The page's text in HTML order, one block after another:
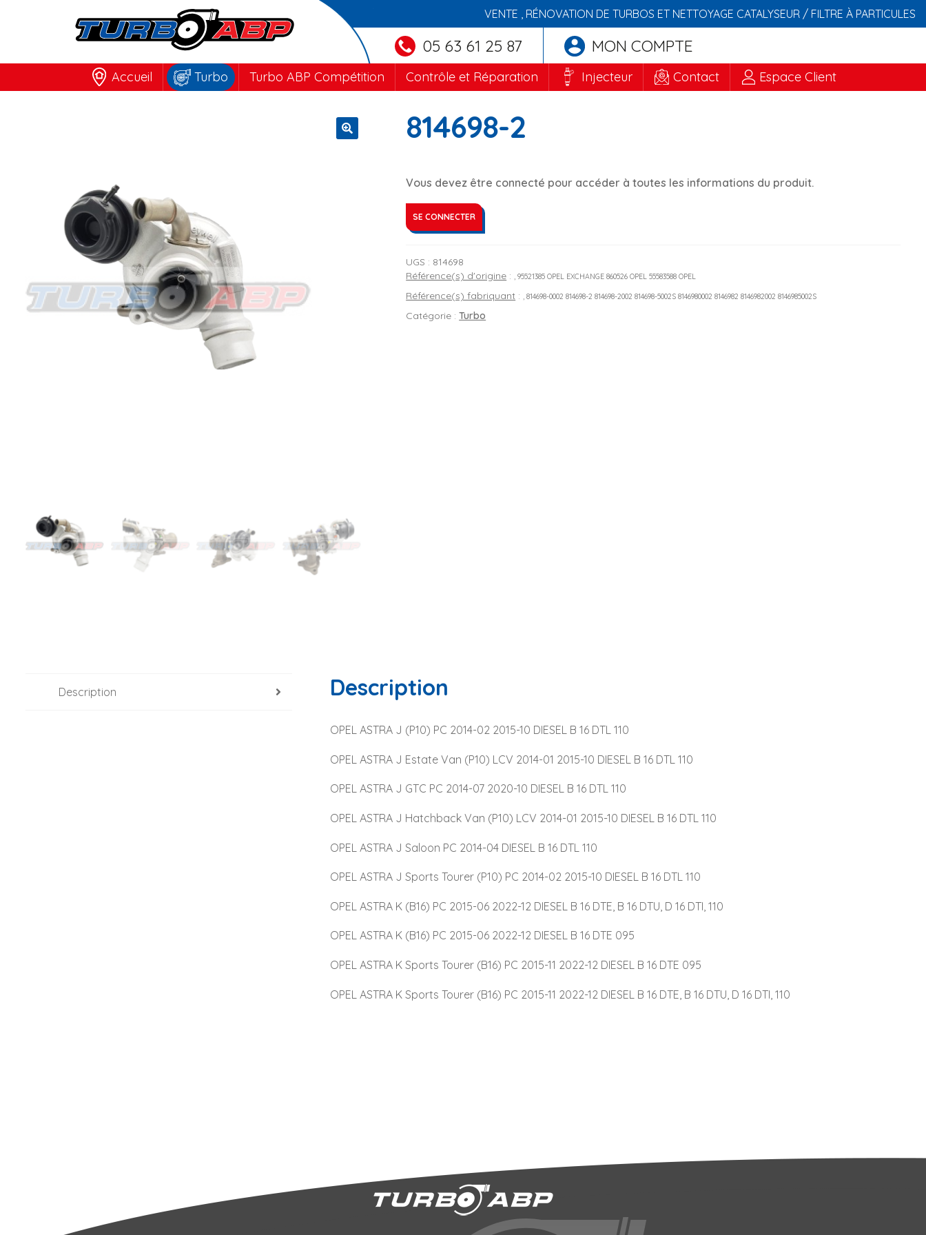
VENTE , RÉNOVATION DE TURBOS ET NETTOYAGE CATALYSEUR / FILTRE À PARTICULES
05 63 61 25 87 MON COMPTE
Accueil Turbo Turbo ABP Compétition Contrôle et Réparation Injecteur Contact Espace Client
814698-2
Vous devez être connecté pour accéder à toutes les informations du produit.
SE CONNECTER
UGS : 814698
Référence(s) d'origine : , 95521385 OPEL EXCHANGE 860526 OPEL 55583588 OPEL
Référence(s) fabriquant : , 814698-0002 814698-2 814698-2002 814698-5002S 8146980002 8146982 8146982002 8146985002S
Catégorie :Turbo
Description Description
OPEL ASTRA J (P10) PC 2014-02 2015-10 DIESEL B 16 DTL 110
OPEL ASTRA J Estate Van (P10) LCV 2014-01 2015-10 DIESEL B 16 DTL 110
OPEL ASTRA J GTC PC 2014-07 2020-10 DIESEL B 16 DTL 110
OPEL ASTRA J Hatchback Van (P10) LCV 2014-01 2015-10 DIESEL B 16 DTL 110
OPEL ASTRA J Saloon PC 2014-04 DIESEL B 16 DTL 110
OPEL ASTRA J Sports Tourer (P10) PC 2014-02 2015-10 DIESEL B 16 DTL 110
OPEL ASTRA K (B16) PC 2015-06 2022-12 DIESEL B 16 DTE, B 16 DTU, D 16 DTI, 110
OPEL ASTRA K (B16) PC 2015-06 2022-12 DIESEL B 16 DTE 095
OPEL ASTRA K Sports Tourer (B16) PC 2015-11 2022-12 DIESEL B 16 DTE 095
OPEL ASTRA K Sports Tourer (B16) PC 2015-11 2022-12 DIESEL B 16 DTE, B 16 DTU, D 16 DTI, 110